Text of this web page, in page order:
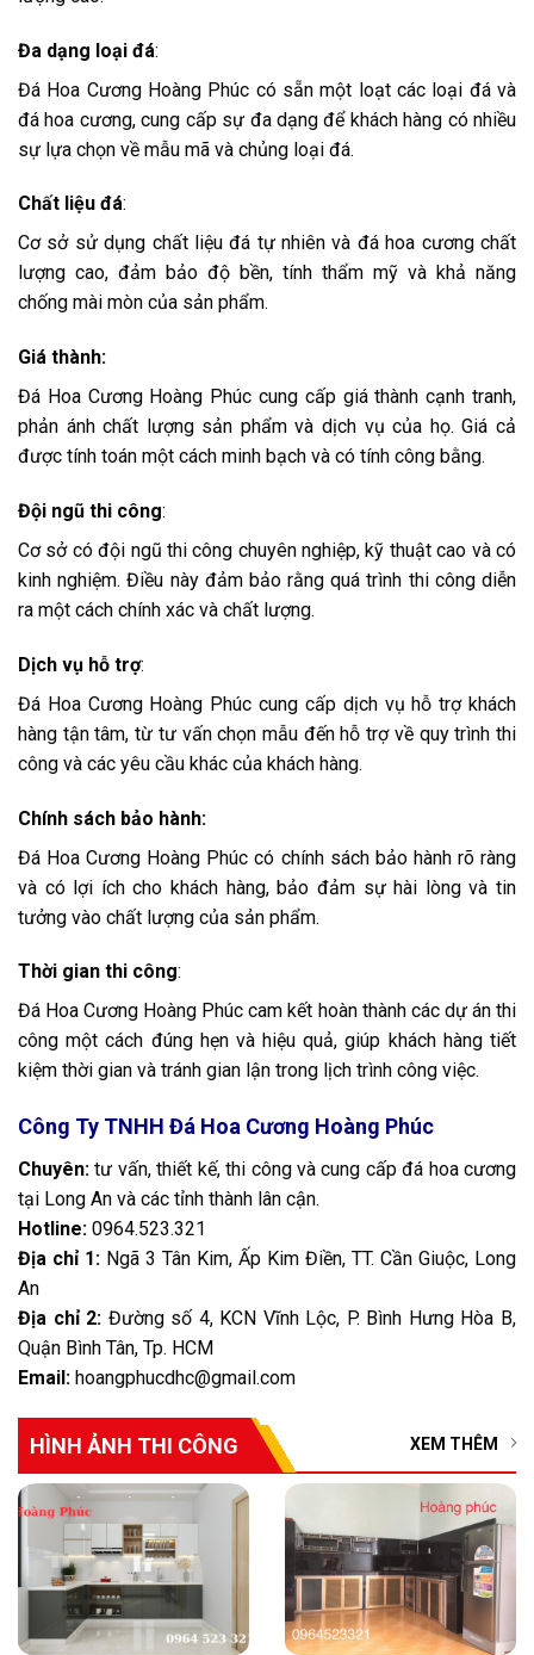
Đa dạng loại đá:
Đá Hoa Cương Hoàng Phúc có sẵn một loạt các loại đá và
đá hoa cương, cung cấp sự đa dạng để khách hàng có nhiều
sự lựa chọn về mẫu mã và chủng loại đá.
Chất liệu đá:
Cơ sở sử dụng chất liệu đá tự nhiên và đá hoa cương chất
lượng cao, đảm bảo độ bền, tính thẩm mỹ và khả năng
chống mài mòn của sản phẩm.
Giá thành:
Đá Hoa Cương Hoàng Phúc cung cấp giá thành cạnh tranh,
phản ánh chất lượng sản phẩm và dịch vụ của họ. Giá cả
được tính toán một cách minh bạch và có tính công bằng.
Đội ngũ thi công:
Cơ sở có đội ngũ thi công chuyên nghiệp, kỹ thuật cao và có
kinh nghiệm. Điều này đảm bảo rằng quá trình thi công diễn
ra một cách chính xác và chất lượng.
Dịch vụ hỗ trợ:
Đá Hoa Cương Hoàng Phúc cung cấp dịch vụ hỗ trợ khách
hàng tận tâm, từ tư vấn chọn mẫu đến hỗ trợ về quy trình thi
công và các yêu cầu khác của khách hàng.
Chính sách bảo hành:
Đá Hoa Cương Hoàng Phúc có chính sách bảo hành rõ ràng
và có lợi ích cho khách hàng, bảo đảm sự hài lòng và tin
tưởng vào chất lượng của sản phẩm.
Thời gian thi công:
Đá Hoa Cương Hoàng Phúc cam kết hoàn thành các dự án thi
công một cách đúng hẹn và hiệu quả, giúp khách hàng tiết
kiệm thời gian và tránh gian lận trong lịch trình công việc.
Công Ty TNHH Đá Hoa Cương Hoàng Phúc
Chuyên: tư vấn, thiết kế, thi công và cung cấp đá hoa cương
tại Long An và các tỉnh thành lân cận.
Hotline: 0964.523.321
Địa chỉ 1: Ngã 3 Tân Kim, Ấp Kim Điền, TT. Cần Giuộc, Long
An
Địa chỉ 2: Đường số 4, KCN Vĩnh Lộc, P. Bình Hưng Hòa B,
Quận Bình Tân, Tp. HCM
Email: hoangphucdhc@gmail.com
HÌNH ẢNH THI CÔNG XEM THÊM